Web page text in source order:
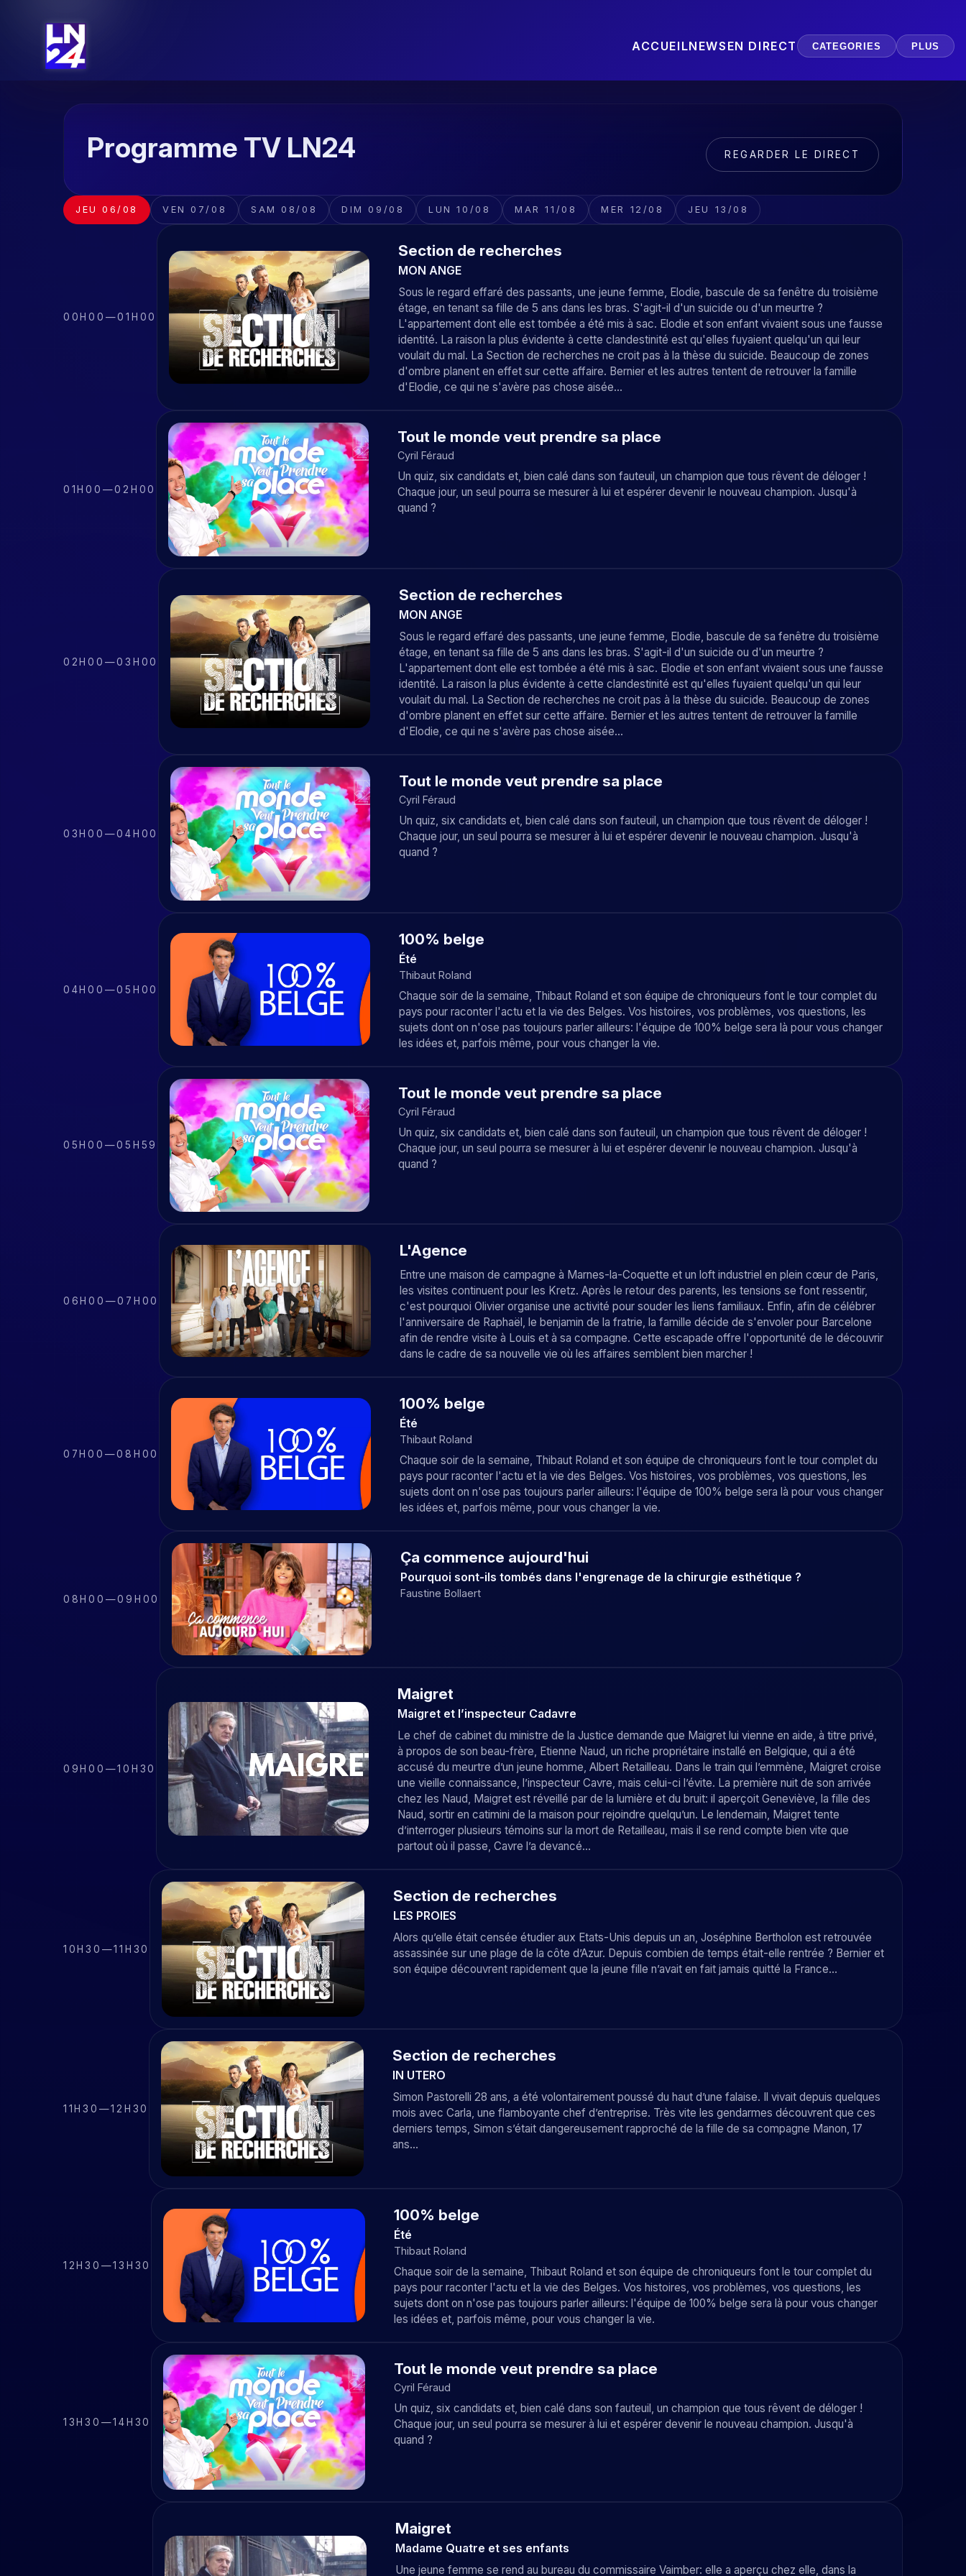
ACCUEILNEWS EN DIRECT CATEGORIES PLUS
Programme TV LN24 REGARDER LE DIRECT
JEU 06/08 VEN 07/08 SAM 08/08 DIM 09/08 LUN 10/08 MAR 11/08 MER 12/08 JEU 13/08
00H00 —01H00
Section de recherches
MON ANGE
Sous le regard effaré des passants, une jeune femme, Elodie, bascule de sa fenêtre du troisième
étage, en tenant sa fille de 5 ans dans les bras. S'agit-il d'un suicide ou d'un meurtre ?
L'appartement dont elle est tombée a été mis à sac. Elodie et son enfant vivaient sous une fausse
identité. La raison la plus évidente à cette clandestinité est qu'elles fuyaient quelqu'un qui leur
voulait du mal. La Section de recherches ne croit pas à la thèse du suicide. Beaucoup de zones
d'ombre planent en effet sur cette affaire. Bernier et les autres tentent de retrouver la famille
d'Elodie, ce qui ne s'avère pas chose aisée...
01H00 —02H00
Tout le monde veut prendre sa place
Cyril Féraud
Un quiz, six candidats et, bien calé dans son fauteuil, un champion que tous rêvent de déloger !
Chaque jour, un seul pourra se mesurer à lui et espérer devenir le nouveau champion. Jusqu'à
quand ?
02H00 —03H00
Section de recherches
MON ANGE
Sous le regard effaré des passants, une jeune femme, Elodie, bascule de sa fenêtre du troisième
étage, en tenant sa fille de 5 ans dans les bras. S'agit-il d'un suicide ou d'un meurtre ?
L'appartement dont elle est tombée a été mis à sac. Elodie et son enfant vivaient sous une fausse
identité. La raison la plus évidente à cette clandestinité est qu'elles fuyaient quelqu'un qui leur
voulait du mal. La Section de recherches ne croit pas à la thèse du suicide. Beaucoup de zones
d'ombre planent en effet sur cette affaire. Bernier et les autres tentent de retrouver la famille
d'Elodie, ce qui ne s'avère pas chose aisée...
03H00 —04H00
Tout le monde veut prendre sa place
Cyril Féraud
Un quiz, six candidats et, bien calé dans son fauteuil, un champion que tous rêvent de déloger !
Chaque jour, un seul pourra se mesurer à lui et espérer devenir le nouveau champion. Jusqu'à
quand ?
04H00 —05H00
100% belge
Été
Thibaut Roland
Chaque soir de la semaine, Thibaut Roland et son équipe de chroniqueurs font le tour complet du
pays pour raconter l'actu et la vie des Belges. Vos histoires, vos problèmes, vos questions, les
sujets dont on n'ose pas toujours parler ailleurs: l'équipe de 100% belge sera là pour vous changer
les idées et, parfois même, pour vous changer la vie.
05H00 —05H59
Tout le monde veut prendre sa place
Cyril Féraud
Un quiz, six candidats et, bien calé dans son fauteuil, un champion que tous rêvent de déloger !
Chaque jour, un seul pourra se mesurer à lui et espérer devenir le nouveau champion. Jusqu'à
quand ?
06H00 —07H00
L'Agence
Entre une maison de campagne à Marnes-la-Coquette et un loft industriel en plein cœur de Paris,
les visites continuent pour les Kretz. Après le retour des parents, les tensions se font ressentir,
c'est pourquoi Olivier organise une activité pour souder les liens familiaux. Enfin, afin de célébrer
l'anniversaire de Raphaël, le benjamin de la fratrie, la famille décide de s'envoler pour Barcelone
afin de rendre visite à Louis et à sa compagne. Cette escapade offre l'opportunité de le découvrir
dans le cadre de sa nouvelle vie où les affaires semblent bien marcher !
07H00 —08H00
100% belge
Été
Thibaut Roland
Chaque soir de la semaine, Thibaut Roland et son équipe de chroniqueurs font le tour complet du
pays pour raconter l'actu et la vie des Belges. Vos histoires, vos problèmes, vos questions, les
sujets dont on n'ose pas toujours parler ailleurs: l'équipe de 100% belge sera là pour vous changer
les idées et, parfois même, pour vous changer la vie.
08H00 —09H00
Ça commence aujourd'hui
Pourquoi sont-ils tombés dans l'engrenage de la chirurgie esthétique ?
Faustine Bollaert
09H00 —10H30
Maigret
Maigret et l’inspecteur Cadavre
Le chef de cabinet du ministre de la Justice demande que Maigret lui vienne en aide, à titre privé,
à propos de son beau-frère, Etienne Naud, un riche propriétaire installé en Belgique, qui a été
accusé du meurtre d’un jeune homme, Albert Retailleau. Dans le train qui l’emmène, Maigret croise
une vieille connaissance, l’inspecteur Cavre, mais celui-ci l’évite. La première nuit de son arrivée
chez les Naud, Maigret est réveillé par de la lumière et du bruit: il aperçoit Geneviève, la fille des
Naud, sortir en catimini de la maison pour rejoindre quelqu’un. Le lendemain, Maigret tente
d’interroger plusieurs témoins sur la mort de Retailleau, mais il se rend compte bien vite que
partout où il passe, Cavre l’a devancé…
10H30 —11H30
Section de recherches
LES PROIES
Alors qu’elle était censée étudier aux Etats-Unis depuis un an, Joséphine Bertholon est retrouvée
assassinée sur une plage de la côte d’Azur. Depuis combien de temps était-elle rentrée ? Bernier et
son équipe découvrent rapidement que la jeune fille n’avait en fait jamais quitté la France…
11H30 —12H30
Section de recherches
IN UTERO
Simon Pastorelli 28 ans, a été volontairement poussé du haut d’une falaise. Il vivait depuis quelques
mois avec Carla, une flamboyante chef d’entreprise. Très vite les gendarmes découvrent que ces
derniers temps, Simon s’était dangereusement rapproché de la fille de sa compagne Manon, 17
ans…
12H30 —13H30
100% belge
Été
Thibaut Roland
Chaque soir de la semaine, Thibaut Roland et son équipe de chroniqueurs font le tour complet du
pays pour raconter l'actu et la vie des Belges. Vos histoires, vos problèmes, vos questions, les
sujets dont on n'ose pas toujours parler ailleurs: l'équipe de 100% belge sera là pour vous changer
les idées et, parfois même, pour vous changer la vie.
13H30 —14H30
Tout le monde veut prendre sa place
Cyril Féraud
Un quiz, six candidats et, bien calé dans son fauteuil, un champion que tous rêvent de déloger !
Chaque jour, un seul pourra se mesurer à lui et espérer devenir le nouveau champion. Jusqu'à
quand ?
Maigret
Madame Quatre et ses enfants
Une jeune femme se rend au bureau du commissaire Vaimber: elle a aperçu chez elle, dans la